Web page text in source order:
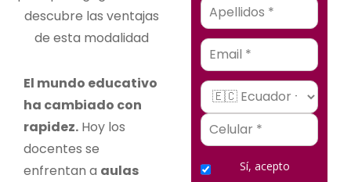
El mundo educativo
ha cambiado con
rapidez. Hoy los
docentes se
enfrentan a aulas
Email
Sí, acepto